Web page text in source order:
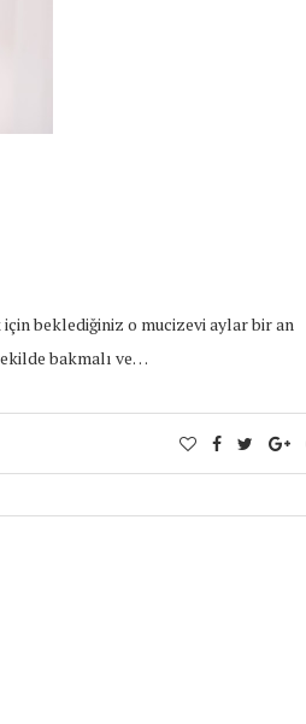
beklediğiniz o mucizevi aylar bir an
bakmalı ve…